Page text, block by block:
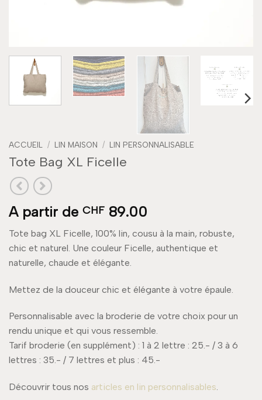
ACCUEIL / LIN MAISON / LIN PERSONNALISABLE
Tote Bag XL Ficelle
A partir de CHF 89.00
Tote bag XL Ficelle, 100% lin, cousu à la main, robuste,
chic et naturel. Une couleur Ficelle, authentique et
naturelle, chaude et élégante.
Mettez de la douceur chic et élégante à votre épaule.
Personnalisable avec la broderie de votre choix pour un
rendu unique et qui vous ressemble.
Tarif broderie (en supplément) : 1 à 2 lettre : 25.- / 3 à 6
lettres : 35.- / 7 lettres et plus : 45.-
Découvrir tous nos articles en lin personnalisables.